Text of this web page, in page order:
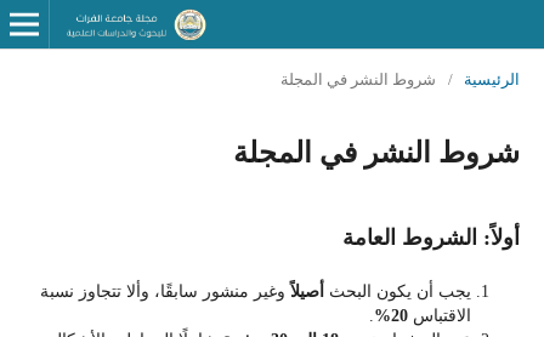
الرئيسية / شروط النشر في المجلة
شروط النشر في المجلة
أولاً: الشروط العامة
يجب أن يكون البحث أصيلاًوغير منشور سابقًا، وألا تتجاوز نسبة
الاقتباس 20%